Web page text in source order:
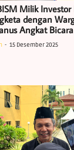
Milik Investor
dengan
Angkat Bicara
15 Desember 2025